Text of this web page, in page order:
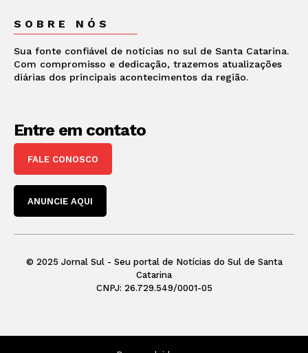
SOBRE NÓS
Sua fonte confiável de notícias no sul de Santa Catarina.
Com compromisso e dedicação, trazemos atualizações
diárias dos principais acontecimentos da região.
Entre em contato
FALE CONOSCO
ANUNCIE AQUI
© 2025 Jornal Sul - Seu portal de Notícias do Sul de Santa
Catarina
CNPJ: 26.729.549/0001-05